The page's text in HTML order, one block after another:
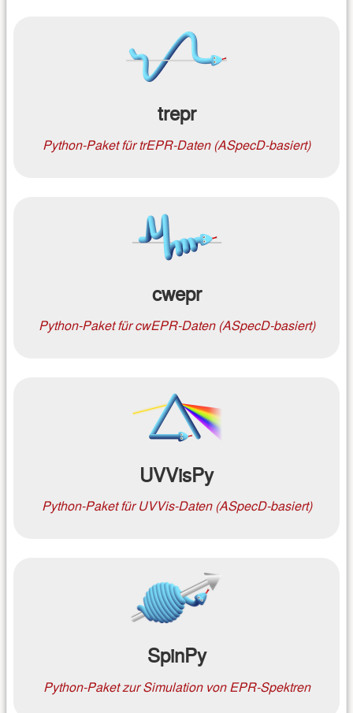
trepr
Python-Paket für trEPR-Daten (ASpecD-basiert)
cwepr
Python-Paket für cwEPR-Daten (ASpecD-basiert)
UVVisPy
Python-Paket für UVVis-Daten (ASpecD-basiert)
SpinPy
Python-Paket zur Simulation von EPR-Spektren